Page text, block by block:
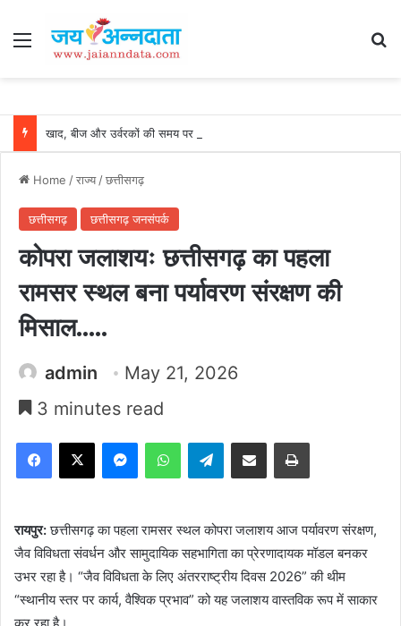
Menu
Home /राज्य/छत्तीसगढ़
छत्तीसगढ़ छत्तीसगढ़ जनसंपर्क
कोपरा जलाशयः छत्तीसगढ़ का पहला
रामसर स्थल बना पर्यावरण संरक्षण की
मिसाल…..
admin
May 21, 2026
3 minutes read
Facebook
X MessengerWhatsAppTelegramShare via Email Print
रायपुर:छत्तीसगढ़ का पहला रामसर स्थल कोपरा जलाशय आज पर्यावरण संरक्षण,
जैव विविधता संवर्धन और सामुदायिक सहभागिता का प्रेरणादायक मॉडल बनकर
उभर रहा है। “जैव विविधता के लिए अंतरराष्ट्रीय दिवस 2026” की थीम
“स्थानीय स्तर पर कार्य, वैश्विक प्रभाव” को यह जलाशय वास्तविक रूप में साकार